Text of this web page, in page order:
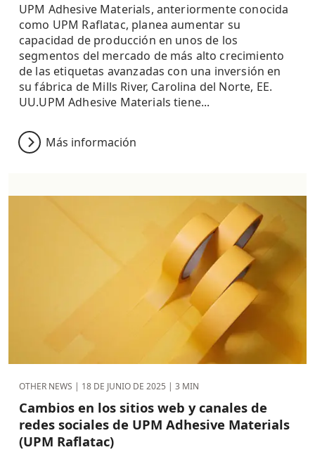
UPM Adhesive Materials, anteriormente conocida
como UPM Raflatac, planea aumentar su
capacidad de producción en unos de los
segmentos del mercado de más alto crecimiento
de las etiquetas avanzadas con una inversión en
su fábrica de Mills River, Carolina del Norte, EE.
UU.UPM Adhesive Materials tiene...
Más información
OTHER NEWS | 18 DE JUNIO DE 2025 | 3 MIN
Cambios en los sitios web y canales de
redes sociales de UPM Adhesive Materials
(UPM Raflatac)